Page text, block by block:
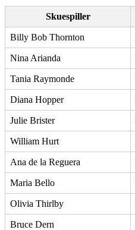
Skuespiller
Billy Bob Thornton
Nina Arianda
Tania Raymonde
Diana Hopper
Julie Brister
William Hurt
Ana de la Reguera
Maria Bello
Olivia Thirlby
Bruce Dern